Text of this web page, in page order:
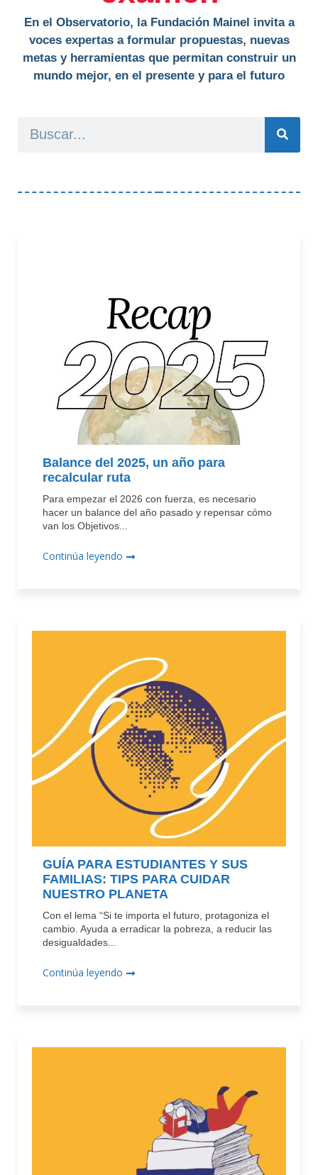
En el Observatorio, la Fundación Mainel invita a
voces expertas a formular propuestas, nuevas
metas y herramientas que permitan construir un
mundo mejor, en el presente y para el futuro
Balance del 2025, un año para
recalcular ruta
Para empezar el 2026 con fuerza, es necesario
hacer un balance del año pasado y repensar cómo
van los Objetivos...
Continúa leyendo
GUÍA PARA ESTUDIANTES Y SUS
FAMILIAS: TIPS PARA CUIDAR
NUESTRO PLANETA
Con el lema “Si te importa el futuro, protagoniza el
cambio. Ayuda a erradicar la pobreza, a reducir las
desigualdades...
Continúa leyendo